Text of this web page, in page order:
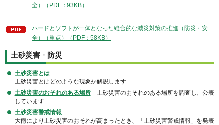
全）（PDF：93KB）
ハードとソフトが一体となった総合的な減災対策の推進（防災・安
全）（重点）（PDF：58KB）
土砂災害・防災
土砂災害とは
土砂災害とはどのような現象か解説します
土砂災害のおそれのある場所土砂災害のおそれのある場所を調査し、公表
しています
土砂災害警戒情報
大雨により土砂災害のおそれが高まったとき、「土砂災害警戒情報」を発表